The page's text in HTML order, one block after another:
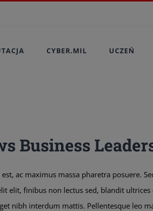
CYBER.MIL UCZEŃ
Business
ac maximus massa pharetra posuere.
elit, finibus non lectus sed, blandit
nibh interdum mattis. Pellentesque leo